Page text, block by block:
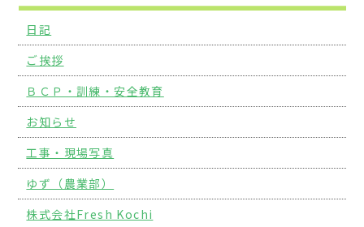
日記
ご挨拶
ＢＣＰ・訓練・安全教育
お知らせ
工事・現場写真
ゆず（農業部）
株式会社Fresh Kochi